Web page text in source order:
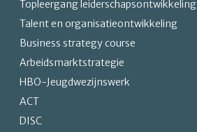
Topleergang leiderschapsontwikkeling
Talent en organisatieontwikkeling
Business strategy course
Arbeidsmarktstrategie
HBO-Jeugdwezijnswerk
ACT
DISC